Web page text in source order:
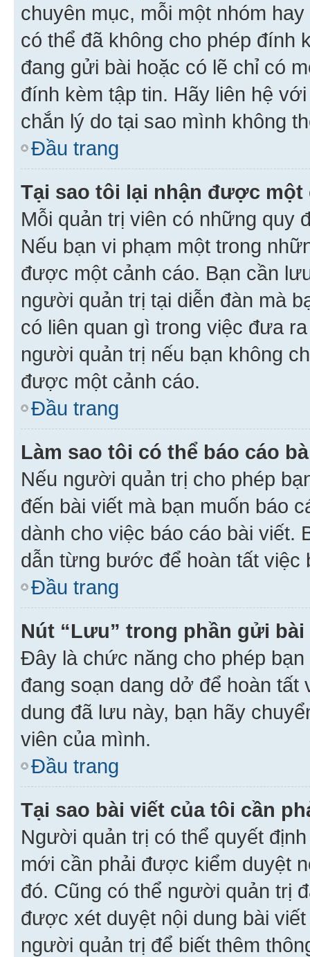
chuyên mục, mỗi một nhóm
có thể đã không cho phép đính
đang gửi bài hoặc có lẽ chỉ có
đính kèm tập tin. Hãy liên hệ
chắn lý do tại sao mình không
Đầu trang
Tại sao tôi lại nhận được một
Mỗi quản trị viên có những quy
Nếu bạn vi phạm một trong
được một cảnh cáo. Bạn cần
người quản trị tại diễn đàn mà
có liên quan gì trong việc đưa
người quản trị nếu bạn không
được một cảnh cáo.
Đầu trang
Làm sao tôi có thể báo cáo
Nếu người quản trị cho phép
đến bài viết mà bạn muốn báo
dành cho việc báo cáo bài viết.
dẫn từng bước để hoàn tất việc
Đầu trang
Nút “Lưu” trong phần gửi
Đây là chức năng cho phép
đang soạn dang dở để hoàn
dung đã lưu này, bạn hãy
viên của mình.
Đầu trang
Tại sao bài viết của tôi cần
Người quản trị có thể quyết
mới cần phải được kiểm duyệt
đó. Cũng có thể người quản trị
được xét duyệt nội dung bài
người quản trị để biết thêm